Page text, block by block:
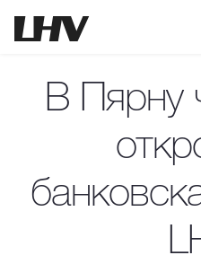
В Пярну